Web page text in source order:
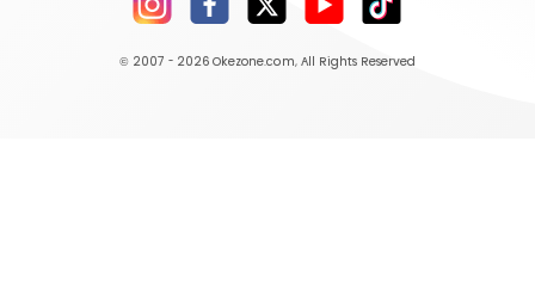
© 2007 - 2026 Okezone.com, All Rights Reserved